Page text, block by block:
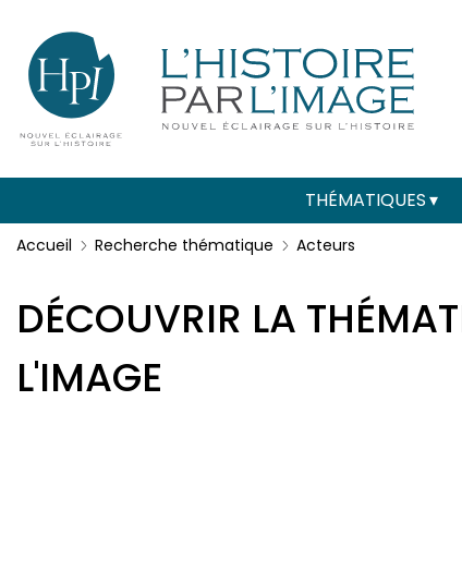
Menu
secondaire
(header)
Main
THÉMATIQUES
Accueil Recherche thématique Acteurs
DÉCOUVRIR LA
L'IMAGE